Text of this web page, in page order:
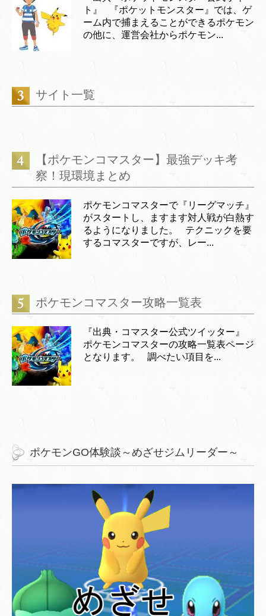
ト』 『ポケットモンスター』では、ゲ
ーム内で捕まえることができるポケモン
の他に、運営会社からポケモン...
サイト一覧
【ポケモンコマスター】最強デッキ考
察！現環境まとめ
ポケモンコマスターで『リーグマッチ』
がスタートし、ますます対人戦が白熱す
るようになりました。 テクニックを要
するコマスターですが、レー...
ポケモンコマスター攻略一覧表
『出典・コマスター公式ツイッター』
ポケモンコマスターの攻略一覧表ページ
となります。 調べたい項目を...
ポケモンGO体験談～めざせジムリーダー～